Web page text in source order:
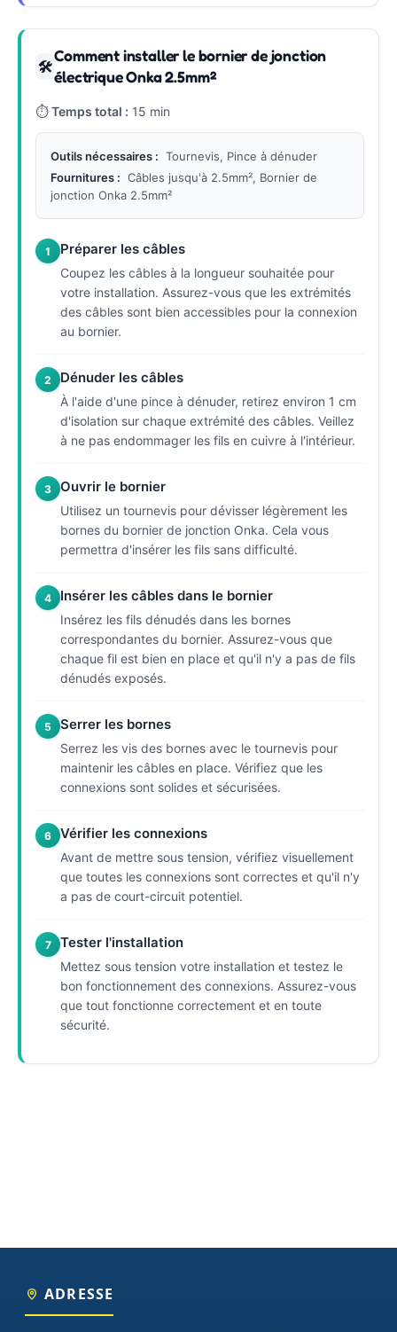
🛠
Comment installer le bornier de jonction
électrique Onka 2.5mm²
⏱Temps total : 15 min
Outils nécessaires : Tournevis, Pince à dénuder
Fournitures : Câbles jusqu'à 2.5mm², Bornier de
jonction Onka 2.5mm²
1 Préparer les câbles
Coupez les câbles à la longueur souhaitée pour
votre installation. Assurez-vous que les extrémités
des câbles sont bien accessibles pour la connexion
au bornier.
2 Dénuder les câbles
À l'aide d'une pince à dénuder, retirez environ 1 cm
d'isolation sur chaque extrémité des câbles. Veillez
à ne pas endommager les fils en cuivre à l'intérieur.
3 Ouvrir le bornier
Utilisez un tournevis pour dévisser légèrement les
bornes du bornier de jonction Onka. Cela vous
permettra d'insérer les fils sans difficulté.
4 Insérer les câbles dans le bornier
Insérez les fils dénudés dans les bornes
correspondantes du bornier. Assurez-vous que
chaque fil est bien en place et qu'il n'y a pas de fils
dénudés exposés.
5 Serrer les bornes
Serrez les vis des bornes avec le tournevis pour
maintenir les câbles en place. Vérifiez que les
connexions sont solides et sécurisées.
6 Vérifier les connexions
Avant de mettre sous tension, vérifiez visuellement
que toutes les connexions sont correctes et qu'il n'y
a pas de court-circuit potentiel.
7 Tester l'installation
Mettez sous tension votre installation et testez le
bon fonctionnement des connexions. Assurez-vous
que tout fonctionne correctement et en toute
sécurité.
ADRESSE